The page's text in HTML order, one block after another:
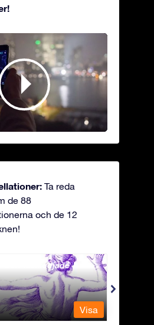
Ta reda
de 88
och de 12
Den fastkedjade
Visa